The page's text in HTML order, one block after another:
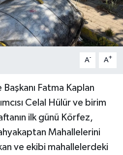
A- A+
Fatma Kaplan
Celal Hülür ve birim
ilk günü Körfez,
Mahallelerini
ve ekibi mahallelerdeki